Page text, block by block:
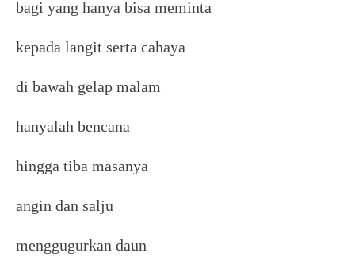
bagi yang hanya bisa meminta
kepada langit serta cahaya
di bawah gelap malam
hanyalah bencana
hingga tiba masanya
angin dan salju
menggugurkan daun